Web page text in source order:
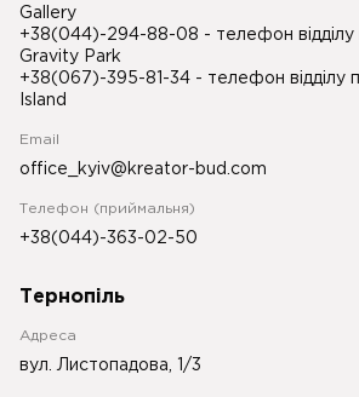
Gallery
+38(044)-294-88-08 - телефон
Gravity Park
+38(067)-395-81-34 - телефон
Island
Email
office_kyiv@kreator-bud.com
Телефон (приймальня)
+38(044)-363-02-50
Тернопіль
Адреса
вул. Листопадова, 1/3